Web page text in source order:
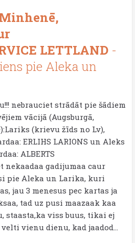
LETTLAND -
pie Aleka un
nebrauciet strādāt pie šādiem
vācijā (Augsburgā,
(krievu žīds no Lv),
ERLIHS LARIONS un Aleks
ALBERTS
nekaadaa gadijumaa caur
pie Aleka un Larika, kuri
jau 3 menesus pec kartas ja
tad uz pusi maazaak kaa
staasta,ka viss buus, tikai ej
vienu dienu, kad jaadod...